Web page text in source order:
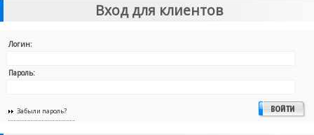
Вход для клиентов
Логин:
Пароль:
Забыли пароль?